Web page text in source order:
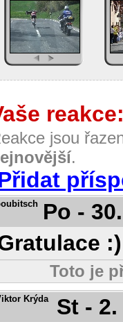
jsou
.
Po -
:)
Toto je
Krýda
St -